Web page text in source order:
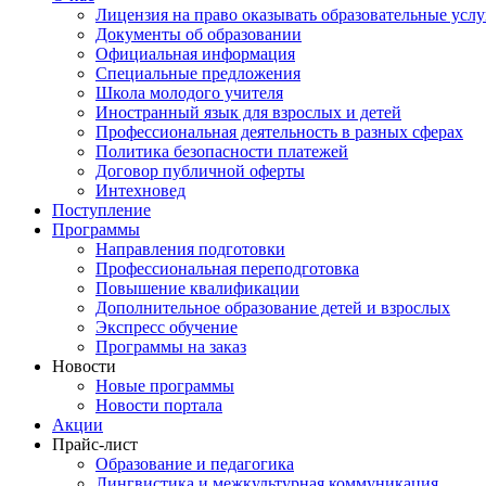
Лицензия на право оказывать образовательные
Документы об образовании
Официальная информация
Специальные предложения
Школа молодого учителя
Иностранный язык для взрослых и детей
Профессиональная деятельность в разных сферах
Политика безопасности платежей
Договор публичной оферты
Интехновед
Поступление
Программы
Направления подготовки
Профессиональная переподготовка
Повышение квалификации
Дополнительное образование детей и взрослых
Экспресс обучение
Программы на заказ
Новости
Новые программы
Новости портала
Акции
Прайс-лист
Образование и педагогика